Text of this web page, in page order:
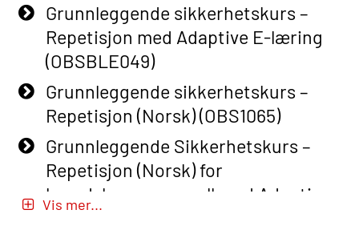
Grunnleggende sikkerhetskurs –
Repetisjon med Adaptive E-læring
(OBSBLE049)
Grunnleggende sikkerhetskurs –
Repetisjon (Norsk) (OBS1065)
Grunnleggende Sikkerhetskurs –
Repetisjon (Norsk) for
beredskapspersonell med Adaptive
E-læring (OBSBLE051)
Vis mer...